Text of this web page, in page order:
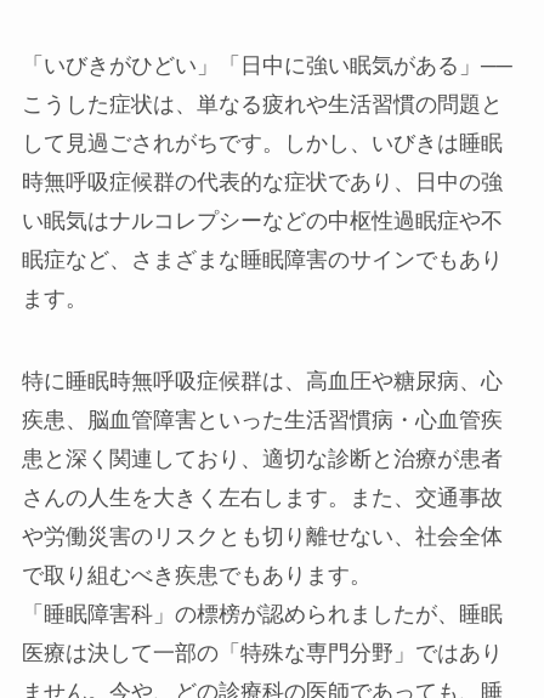
「いびきがひどい」「日中に強い眠気がある」──
こうした症状は、単なる疲れや生活習慣の問題と
して見過ごされがちです。しかし、いびきは睡眠
時無呼吸症候群の代表的な症状であり、日中の強
い眠気はナルコレプシーなどの中枢性過眠症や不
眠症など、さまざまな睡眠障害のサインでもあり
ます。
特に睡眠時無呼吸症候群は、高血圧や糖尿病、心
疾患、脳血管障害といった生活習慣病・心血管疾
患と深く関連しており、適切な診断と治療が患者
さんの人生を大きく左右します。また、交通事故
や労働災害のリスクとも切り離せない、社会全体
で取り組むべき疾患でもあります。
「睡眠障害科」の標榜が認められましたが、睡眠
医療は決して一部の「特殊な専門分野」ではあり
ません。今や、どの診療科の医師であっても、睡